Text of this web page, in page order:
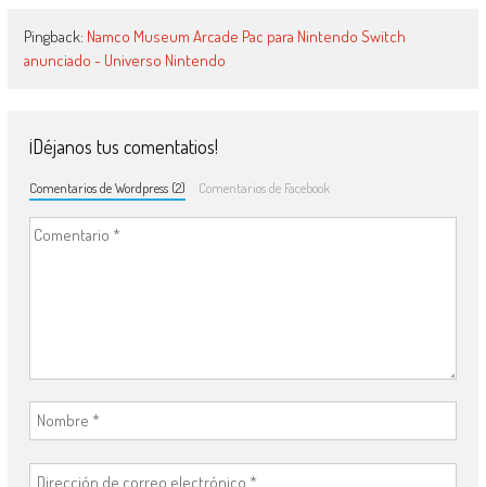
Pingback: Namco Museum Arcade Pac para Nintendo Switch
anunciado - Universo Nintendo
¡Déjanos tus comentatios!
Comentarios de Wordpress (2) Comentarios de Facebook